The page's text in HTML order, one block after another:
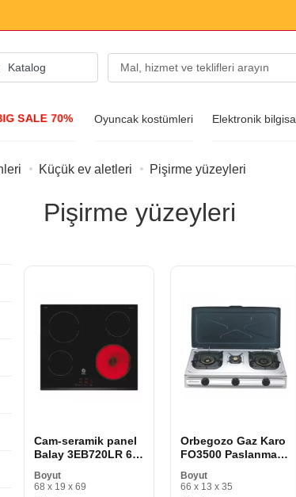
Katalog
SALE 70% Oyuncak kostümleri Elektronik
aksesuarları
ve Ayakkabı
Küçük ev aletleri Pişirme yüzeyleri
Pişirme yüzeyleri
Cam-seramik panel
Balay 3EB720LR 60
Boyut
68 x 19 x 69
Orbegozo Gaz Karo
FO3500 Paslanmaz
Boyut
66 x 13 x 35